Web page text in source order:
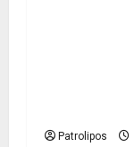
Patrolipos